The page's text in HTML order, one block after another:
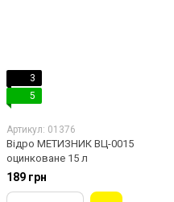
3
5
Артикул: 01376
Відро МЕТИЗНИК ВЦ-0015
оцинковане 15 л
189 грн